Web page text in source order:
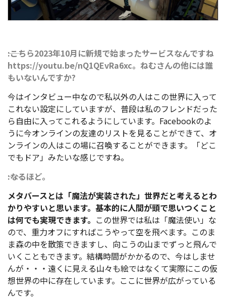
――:こちら2023年10月に新規で始まったサービスなんですね
https://youtu.be/nQ1QEvRa6xc。ねむさんの他には誰
もいないんですか?
今はインタビュー中なので私以外の人はこの世界に入って
これない設定にしていますが、普段は私のフレンドだった
ら自由に入ってこれるようにしています。Facebookのよ
うに今オンラインの友達のリストを見ることができて、オ
ンラインの人はこの場に召喚することができます。「どこ
でもドア」みたいな感じですね。
――:なるほど。
メタバースとは「魔法が実装された」世界だと考えるとわ
かりやすいと思います。基本的に人間が頭で思いつくこと
は何でも実現できます。 この世界では私は「魔法使い」な
ので、重力オフにすればこうやって空を飛べます。このま
ま森の中を散策できますし、向こうの山までずっと飛んで
いくこともできます。結構時間がかかるので、今はしませ
んが・・・遠くに見える山々も絵ではなくて実際にこの仮
想世界の中に存在しています。ここに世界が広がっている
んです。